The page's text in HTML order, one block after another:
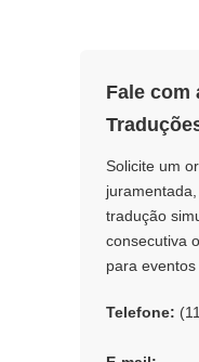
Fale com
Solicite um
tradução
consecutiva
para eventos
Telefone: